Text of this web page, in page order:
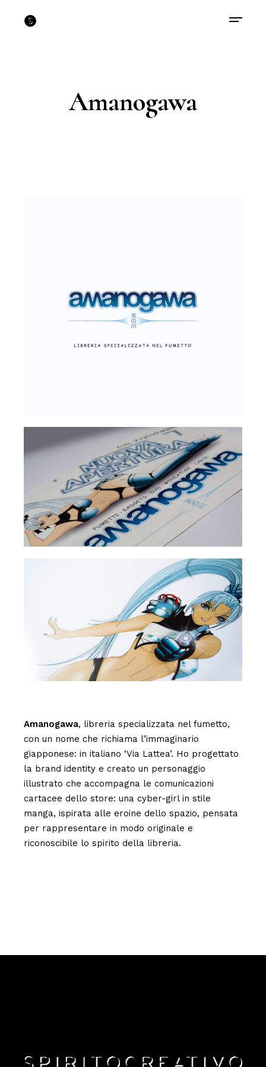
Amanogawa
Amanogawa, libreria specializzata nel fumetto,
con un nome che richiama l’immaginario
giapponese: in italiano ‘Via Lattea’. Ho progettato
la brand identity e creato un personaggio
illustrato che accompagna le comunicazioni
cartacee dello store: una cyber-girl in stile
manga, ispirata alle eroine dello spazio, pensata
per rappresentare in modo originale e
riconoscibile lo spirito della libreria.